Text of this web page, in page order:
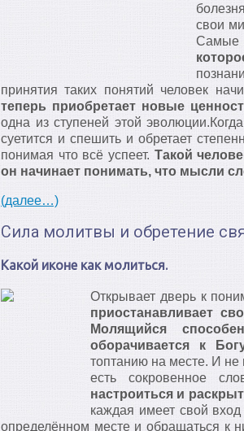
свои
Самые
принятия таких понятий человек
теперь приобретает новые
одна из ступеней этой
суетится и спешить и обретает
понимая что всё успеет. Такой
он начинает понимать, что мысли
(далее…)
Сила молитвы и обретение
Какой иконе как молиться.
Открывает дверь к
приостанавливает
Молящийся
оборачивается к
топтанию на месте. И не
есть сокровенное
настроиться и
каждая имеет свой
определённом месте и обращаться к